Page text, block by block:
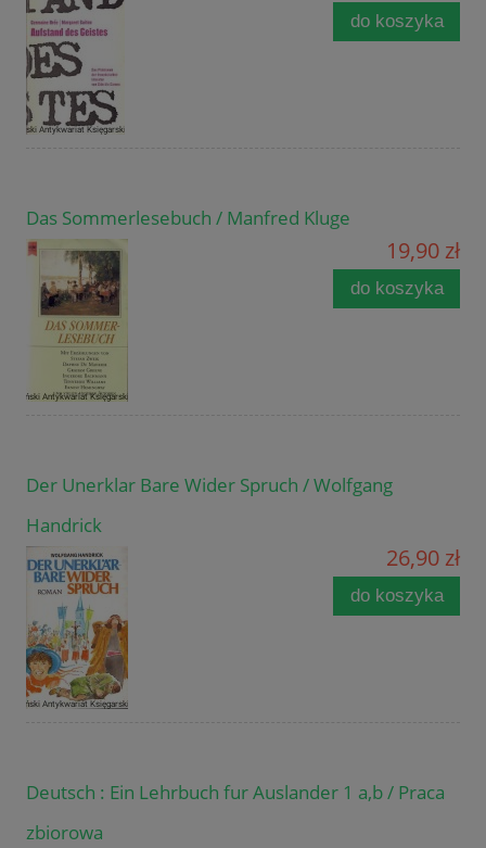
do koszyka
Das Sommerlesebuch / Manfred Kluge
19,90 zł
do koszyka
Der Unerklar Bare Wider Spruch / Wolfgang
Handrick
26,90 zł
do koszyka
Deutsch : Ein Lehrbuch fur Auslander 1 a,b / Praca
zbiorowa